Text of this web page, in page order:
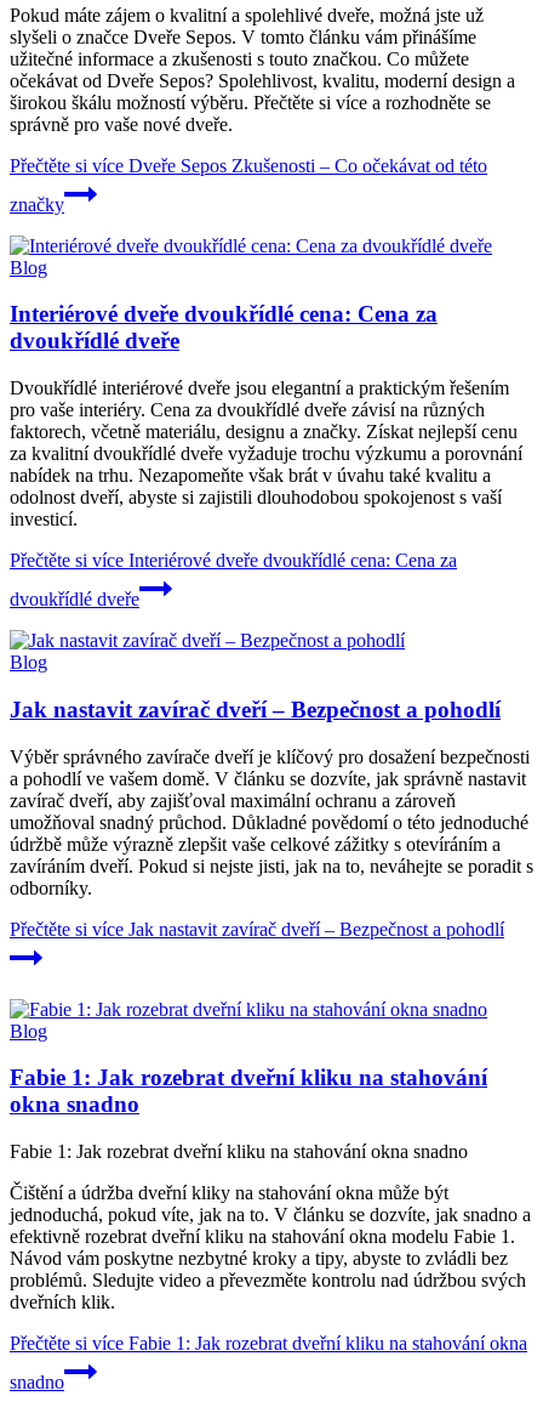
Pokud máte zájem o kvalitní a spolehlivé dveře, možná jste už
slyšeli o značce Dveře Sepos. V tomto článku vám přinášíme
užitečné informace a zkušenosti s touto značkou. Co můžete
očekávat od Dveře Sepos? Spolehlivost, kvalitu, moderní design a
širokou škálu možností výběru. Přečtěte si více a rozhodněte se
správně pro vaše nové dveře.
Přečtěte si více Dveře Sepos Zkušenosti – Co očekávat od této
značky
Blog
Interiérové dveře dvoukřídlé cena: Cena za
dvoukřídlé dveře
Dvoukřídlé interiérové dveře jsou elegantní a praktickým řešením
pro vaše interiéry. Cena za dvoukřídlé dveře závisí na různých
faktorech, včetně materiálu, designu a značky. Získat nejlepší cenu
za kvalitní dvoukřídlé dveře vyžaduje trochu výzkumu a porovnání
nabídek na trhu. Nezapomeňte však brát v úvahu také kvalitu a
odolnost dveří, abyste si zajistili dlouhodobou spokojenost s vaší
investicí.
Přečtěte si více Interiérové dveře dvoukřídlé cena: Cena za
dvoukřídlé dveře
Blog
Jak nastavit zavírač dveří – Bezpečnost a pohodlí
Výběr správného zavírače dveří je klíčový pro dosažení bezpečnosti
a pohodlí ve vašem domě. V článku se dozvíte, jak správně nastavit
zavírač dveří, aby zajišťoval maximální ochranu a zároveň
umožňoval snadný průchod. Důkladné povědomí o této jednoduché
údržbě může výrazně zlepšit vaše celkové zážitky s otevíráním a
zavíráním dveří. Pokud si nejste jisti, jak na to, neváhejte se poradit s
odborníky.
Přečtěte si více Jak nastavit zavírač dveří – Bezpečnost a pohodlí
Blog
Fabie 1: Jak rozebrat dveřní kliku na stahování
okna snadno
Fabie 1: Jak rozebrat dveřní kliku na stahování okna snadno
Čištění a údržba dveřní kliky na stahování okna může být
jednoduchá, pokud víte, jak na to. V článku se dozvíte, jak snadno a
efektivně rozebrat dveřní kliku na stahování okna modelu Fabie 1.
Návod vám poskytne nezbytné kroky a tipy, abyste to zvládli bez
problémů. Sledujte video a převezměte kontrolu nad údržbou svých
dveřních klik.
Přečtěte si více Fabie 1: Jak rozebrat dveřní kliku na stahování okna
snadno